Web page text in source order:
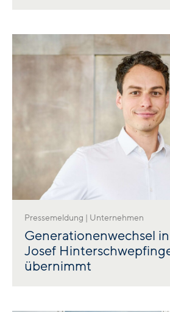
Pressemeldung | Unternehmen
Generationenwechsel
Josef
übernimmt